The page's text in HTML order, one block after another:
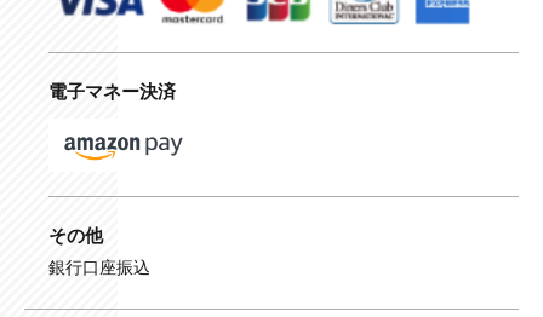
電子マネー決済
その他
銀行口座振込